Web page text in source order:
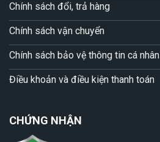
Chính sách đổi, trả hàng
Chính sách vận chuyển
Chính sách bảo vệ thông tin cá nhân
Điều khoản và điều kiện thanh toán
CHỨNG NHẬN